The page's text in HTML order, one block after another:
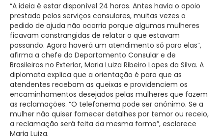
“A ideia é estar disponível 24 horas. Antes havia o apoio
prestado pelos serviços consulares, muitas vezes o
pedido de ajuda não ocorria porque algumas mulheres
ficavam constrangidas de relatar o que estavam
passando. Agora haverá um atendimento só para elas”,
afirma a chefe do Departamento Consular e de
Brasileiros no Exterior, Maria Luiza Ribeiro Lopes da Silva. A
diplomata explica que a orientação é para que as
atendentes recebam as queixas e providenciem os
encaminhamentos desejados pelas mulheres que fazem
as reclamações. “O telefonema pode ser anônimo. Se a
mulher não quiser fornecer detalhes por temor ou receio,
a reclamação será feita da mesma forma”, esclarece
Maria Luiza.